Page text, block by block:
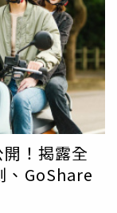
年都要社死一
店老闆娘還問
「為了在停好車
次」、「啟動後
叮叮噹要出門上
歌，過了兩秒就
習慣高調音效的
，聖誕音樂通常
人建議，在音
放，暫時讓車輛
！揭露全
、GoShare